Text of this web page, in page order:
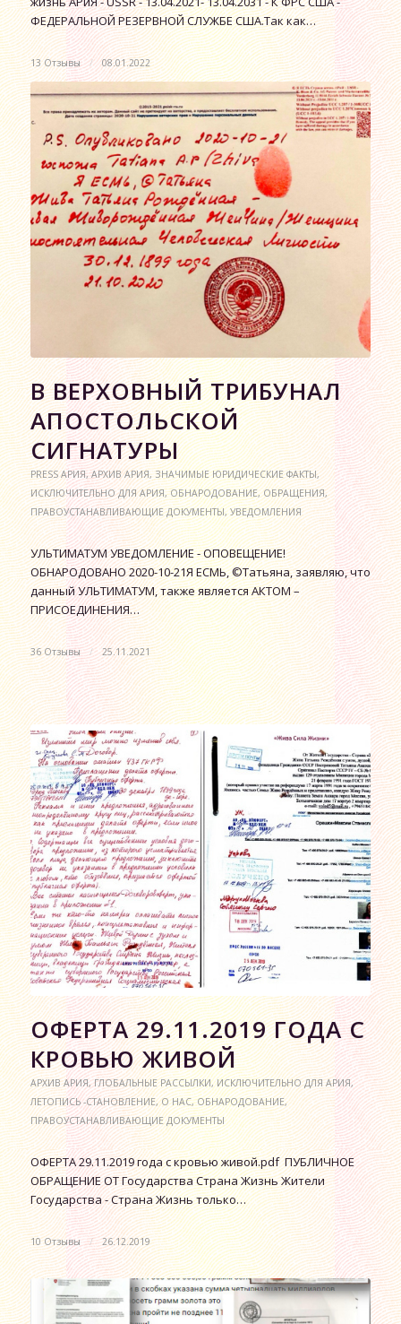
ФЕДЕРАЛЬНОЙ РЕЗЕРВНОЙ СЛУЖБЕ США.Так как…
13 Отзывы / 08.01.2022
В ВЕРХОВНЫЙ ТРИБУНАЛ
АПОСТОЛЬСКОЙ
СИГНАТУРЫ
PRESS АРИЯ,АРХИВ АРИЯ,ЗНАЧИМЫЕ ЮРИДИЧЕСКИЕ ФАКТЫ,
ИСКЛЮЧИТЕЛЬНО ДЛЯ АРИЯ,ОБНАРОДОВАНИЕ,ОБРАЩЕНИЯ,
ПРАВОУСТАНАВЛИВАЮЩИЕ ДОКУМЕНТЫ,УВЕДОМЛЕНИЯ
УЛЬТИМАТУМ УВЕДОМЛЕНИЕ - ОПОВЕЩЕНИЕ!
ОБНАРОДОВАНО 2020-10-21Я ЕСМЬ, ©Татьяна, заявляю, что
данный УЛЬТИМАТУМ, также является АКТОМ –
ПРИСОЕДИНЕНИЯ…
36 Отзывы / 25.11.2021
ОФЕРТА 29.11.2019 ГОДА С
КРОВЬЮ ЖИВОЙ
АРХИВ АРИЯ,ГЛОБАЛЬНЫЕ РАССЫЛКИ,ИСКЛЮЧИТЕЛЬНО ДЛЯ АРИЯ,
ЛЕТОПИСЬ -СТАНОВЛЕНИЕ,О НАС,ОБНАРОДОВАНИЕ,
ПРАВОУСТАНАВЛИВАЮЩИЕ ДОКУМЕНТЫ
ОФЕРТА 29.11.2019 года с кровью живой.pdf ПУБЛИЧНОЕ
ОБРАЩЕНИЕ ОТ Государства Страна Жизнь Жители
Государства - Страна Жизнь только…
10 Отзывы / 26.12.2019